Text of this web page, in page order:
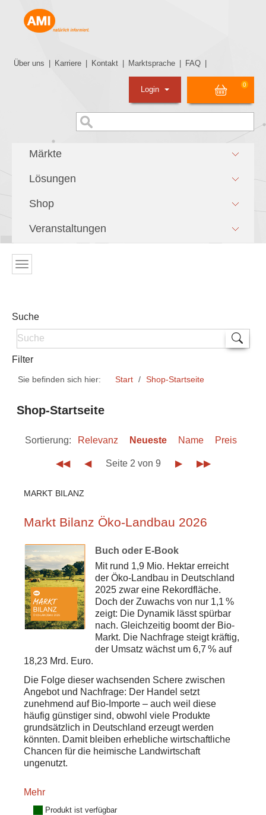
Über uns Karriere Kontakt Marktsprache FAQ
0
Login
Märkte
Lösungen
Shop
Veranstaltungen
Suche
Filter
Sie befinden sich hier: Start Shop-Startseite
Shop-Startseite
Sortierung: Relevanz Neueste Name Preis
◀◀ ◀ Seite 2 von 9 ▶ ▶▶
MARKT BILANZ
Markt Bilanz Öko-Landbau 2026
Buch oder E-Book
Mit rund 1,9 Mio. Hektar erreicht
der Öko-Landbau in Deutschland
2025 zwar eine Rekordfläche.
Doch der Zuwachs von nur 1,1 %
zeigt: Die Dynamik lässt spürbar
nach. Gleichzeitig boomt der Bio-
Markt. Die Nachfrage steigt kräftig,
der Umsatz wächst um 6,7 % auf
18,23 Mrd. Euro.
Die Folge dieser wachsenden Schere zwischen
Angebot und Nachfrage: Der Handel setzt
zunehmend auf Bio-Importe – auch weil diese
häufig günstiger sind, obwohl viele Produkte
grundsätzlich in Deutschland erzeugt werden
könnten. Damit bleiben erhebliche wirtschaftliche
Chancen für die heimische Landwirtschaft
ungenutzt.
Mehr
Produkt ist verfügbar